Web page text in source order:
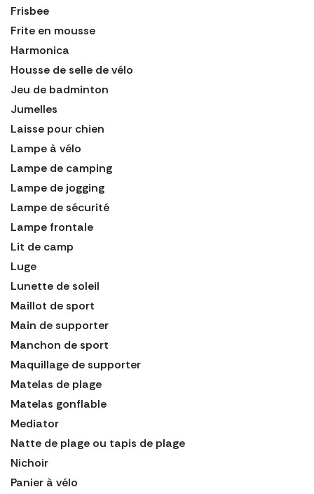
Frisbee
Frite en mousse
Harmonica
Housse de selle de vélo
Jeu de badminton
Jumelles
Laisse pour chien
Lampe à vélo
Lampe de camping
Lampe de jogging
Lampe de sécurité
Lampe frontale
Lit de camp
Luge
Lunette de soleil
Maillot de sport
Main de supporter
Manchon de sport
Maquillage de supporter
Matelas de plage
Matelas gonflable
Mediator
Natte de plage ou tapis de plage
Nichoir
Panier à vélo